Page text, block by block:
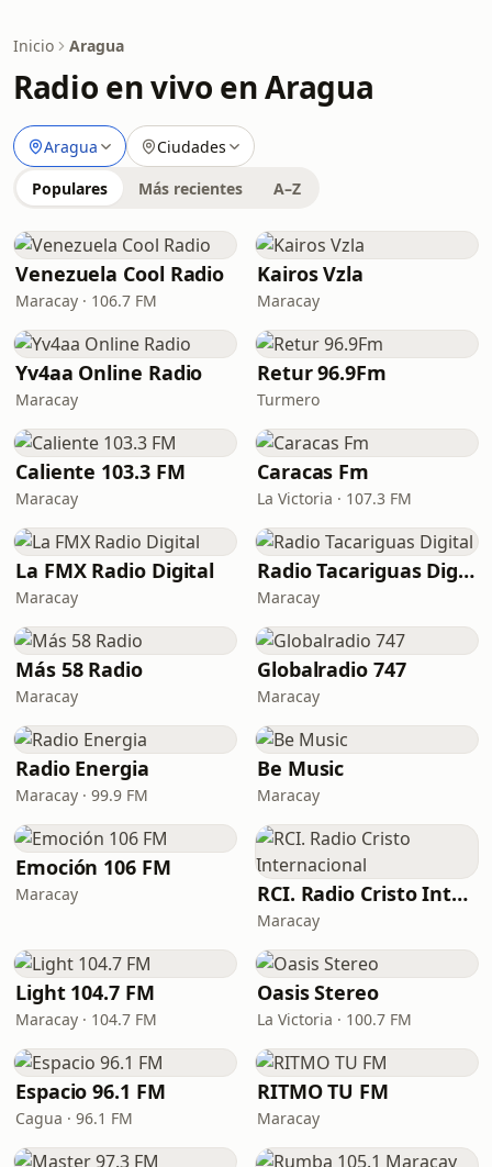
Inicio Aragua
Radio en vivo en Aragua
Aragua Ciudades
Populares Más recientes A–Z
Venezuela Cool Radio
Maracay · 106.7 FM
Kairos Vzla
Maracay
Yv4aa Online Radio
Maracay
Retur 96.9Fm
Turmero
Caliente 103.3 FM
Maracay
Caracas Fm
La Victoria · 107.3 FM
La FMX Radio Digital
Maracay
Radio Tacariguas Digital
Maracay
Más 58 Radio
Maracay
Globalradio 747
Maracay
Radio Energia
Maracay · 99.9 FM
Be Music
Maracay
Emoción 106 FM
Maracay RCI. Radio Cristo Internacional
Maracay
Light 104.7 FM
Maracay · 104.7 FM
Oasis Stereo
La Victoria · 100.7 FM
Espacio 96.1 FM
Cagua · 96.1 FM
RITMO TU FM
Maracay